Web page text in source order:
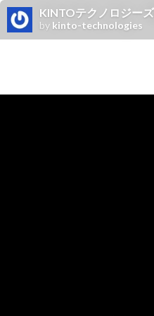
KINTOテクノロジー
by kinto-technologies